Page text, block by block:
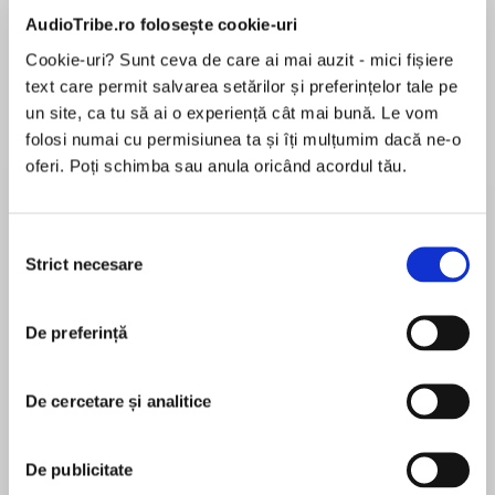
AudioTribe.ro folosește cookie-uri
Cookie-uri? Sunt ceva de care ai mai auzit - mici fișiere
text care permit salvarea setărilor și preferințelor tale pe
un site, ca tu să ai o experiență cât mai bună. Le vom
folosi numai cu permisiunea ta și îți mulțumim dacă ne-o
oferi. Poți schimba sau anula oricând acordul tău.
consimțământului
Strict necesare
De preferință
De cercetare și analitice
De publicitate
Elita de Argint (Elita
de...
Dani Francis
Diavolul se îmbracă de
la...
Lauren Weisberger
Migdală
Sohn Won-pyung
La fel ca la finalul anilor 1960, când Adorno
extremismului de dreapta, Europa se confruntă
de aproape un deceniu cu un nou avânt al
considera un real pericol la adresa democrației.
extremiste și succesul de care s-au bucurat ori
se bucură în unele dintre statele occidentale se
MAI MULT
pentru această carte